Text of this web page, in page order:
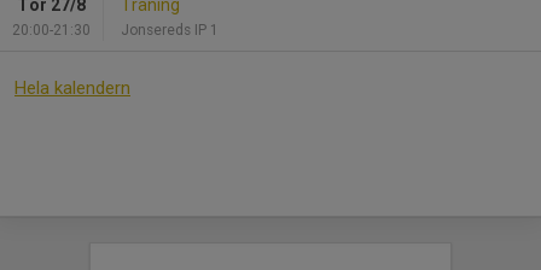
Tor 27/8
20:00-21:30
Träning
Jonsereds IP 1
Hela kalendern